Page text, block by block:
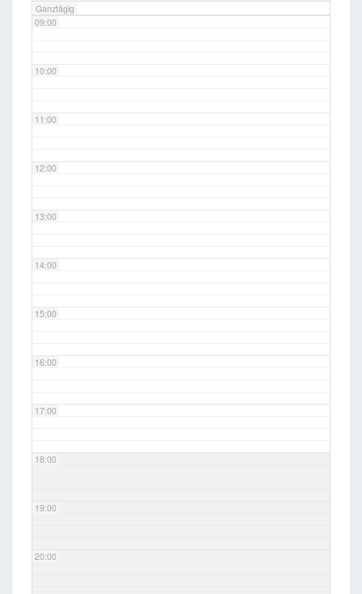
Ganztägig
09:00
10:00
11:00
12:00
13:00
14:00
15:00
16:00
17:00
18:00
19:00
20:00